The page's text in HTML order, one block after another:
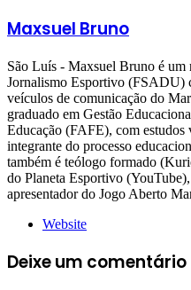
Maxsuel Bruno
São Luís - Maxsuel Bruno é um
Jornalismo Esportivo (FSADU)
veículos de comunicação do
graduado em Gestão
Educação (FAFE), com estudos
integrante do processo
também é teólogo formado
do Planeta Esportivo
apresentador do Jogo Aberto
Website
Deixe um comentário